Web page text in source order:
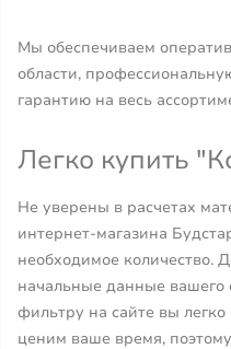
Мы обеспечиваем
области,
гарантию на весь
Легко купить
Не уверены в расчетах
интернет-магазина
необходимое количество.
начальные данные вашего
фильтру на сайте вы
ценим ваше время,